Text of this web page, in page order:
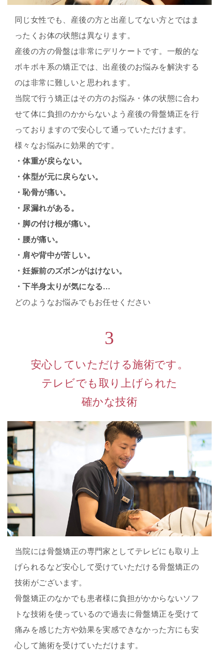
同じ女性でも、産後の方と出産してない方とではま
ったくお体の状態は異なります。
産後の方の骨盤は非常にデリケートです。一般的な
ボキボキ系の矯正では、出産後のお悩みを解決する
のは非常に難しいと思われます。
当院で行う矯正はその方のお悩み・体の状態に合わ
せて体に負担のかからないよう産後の骨盤矯正を行
っておりますので安心して通っていただけます。
様々なお悩みに効果的です。
・体重が戻らない。
・体型が元に戻らない。
・恥骨が痛い。
・尿漏れがある。
・脚の付け根が痛い。
・腰が痛い。
・肩や背中が苦しい。
・妊娠前のズボンがはけない。
・下半身太りが気になる…
どのようなお悩みでもお任せください
3
安心していただける施術です。
テレビでも取り上げられた
確かな技術
当院には骨盤矯正の専門家としてテレビにも取り上
げられるなど安心して受けていただける骨盤矯正の
技術がございます。
骨盤矯正のなかでも患者様に負担がかからないソフ
トな技術を使っているので過去に骨盤矯正を受けて
痛みを感じた方や効果を実感できなかった方にも安
心して施術を受けていただけます。